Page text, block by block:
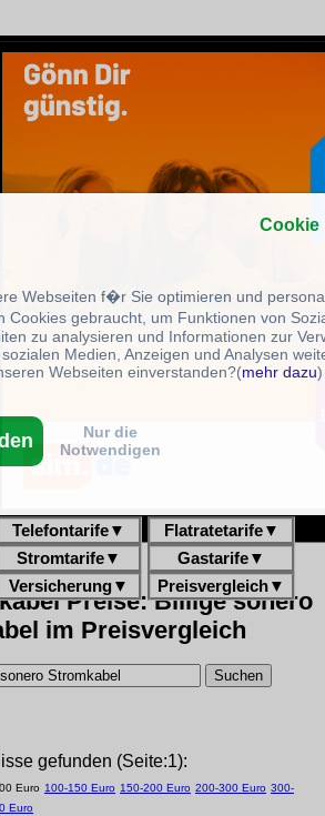
Telefontarife▼ Flatratetarife▼
Stromtarife▼ Gastarife▼
Versicherung▼ Preisvergleich▼
Preise: Billige sonero
im Preisvergleich
gefunden (Seite:1):
Euro 100-150 Euro 150-200 Euro 200-300 Euro 300-
Euro
Cookie
Webseiten f�r Sie optimieren und
Cookies gebraucht, um Funktionen von
zu analysieren und Informationen zur
Medien, Anzeigen und Analysen
Webseiten einverstanden?(mehr dazu)
Nur die
Notwendigen